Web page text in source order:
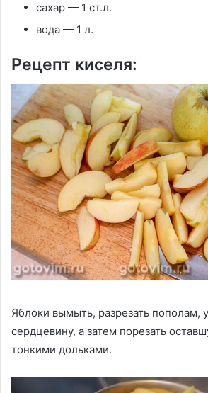
сахар — 1 ст.л.
вода — 1 л.
Рецепт киселя:
Яблоки вымыть, разрезать пополам,
сердцевину, а затем порезать
тонкими дольками.